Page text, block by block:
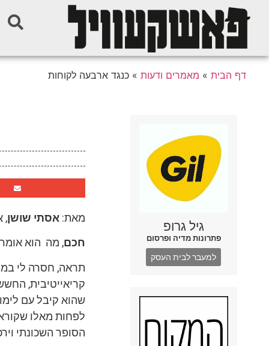
דף הבית » מאמרים ודעות »כנגד ארבעה לקוחות
גיל גרופ
פתרונות מדיה ופרסום
למעבר לבית העסק
מאת:אסתי שושן,
חכם, מה הוא
תראה, חסרה לי
קריאייטיבית,
שהוא קיבל עם
לפחות מאלו
הסופר השכונתי